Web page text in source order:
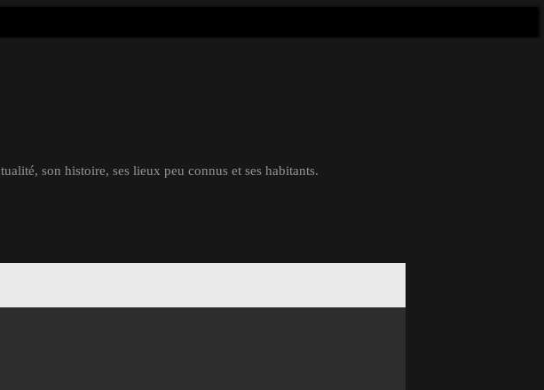
son histoire, ses lieux peu connus et ses habitants.